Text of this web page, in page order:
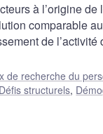
à l’origine
comparable
de
de recherche du
Défis structurels,